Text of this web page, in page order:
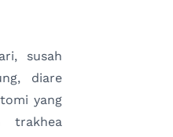
susah
diare
yang
trakhea